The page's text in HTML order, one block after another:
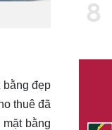
bằng đẹp
thuê đã
bằng
8